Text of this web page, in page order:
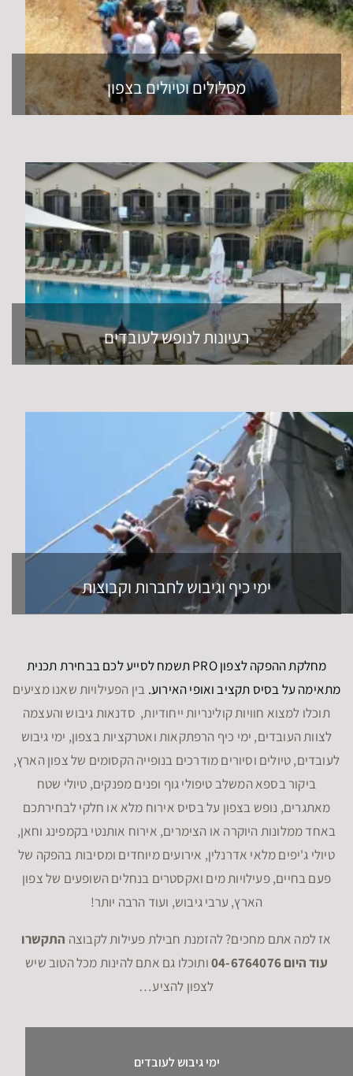
מסלולים וטיולים בצפון
רעיונות לנופש לעובדים
ימי כיף וגיבוש לחברות וקבוצות
מחלקת ההפקה לצפון PRO תשמח לסייע לכם בבחירת תכנית
מתאימה על בסיס תקציב ואופי האירוע. בין הפעילויות שאנו מציעים
תוכלו למצוא חוויות קולינריות ייחודיות, סדנאות גיבוש והעצמה
לצוות העובדים, ימי כיף הרפתקאות ואטרקציות בצפון, ימי גיבוש
לעובדים, טיולים וסיורים מודרכים בנופייה הקסומים של צפון הארץ,
ביקור בספא המשלב טיפולי גוף ופנים מפנקים, טיולי שטח
מאתגרים, נופש בצפון על בסיס אירוח מלא או חלקי לבחירתכם
באחד ממלונות היוקרה או הצימרים, אירוח אותנטי בקמפינג וחאן,
טיולי ג'יפים מלאי אדרנלין, אירועים מיוחדים ומסיבות בהפקה של
פעם בחיים, פעילויות מים ואקסטרים בנחלים השופעים של צפון
הארץ, ערבי גיבוש, ועוד הרבה יותר!
אז למה אתם מחכים? להזמנת חבילת פעילות לקבוצה התקשרו
עוד היום 04-6764076
ותוכלו גם אתם להינות מכל הטוב שיש
לצפון להציע…
ימי גיבוש לעובדים